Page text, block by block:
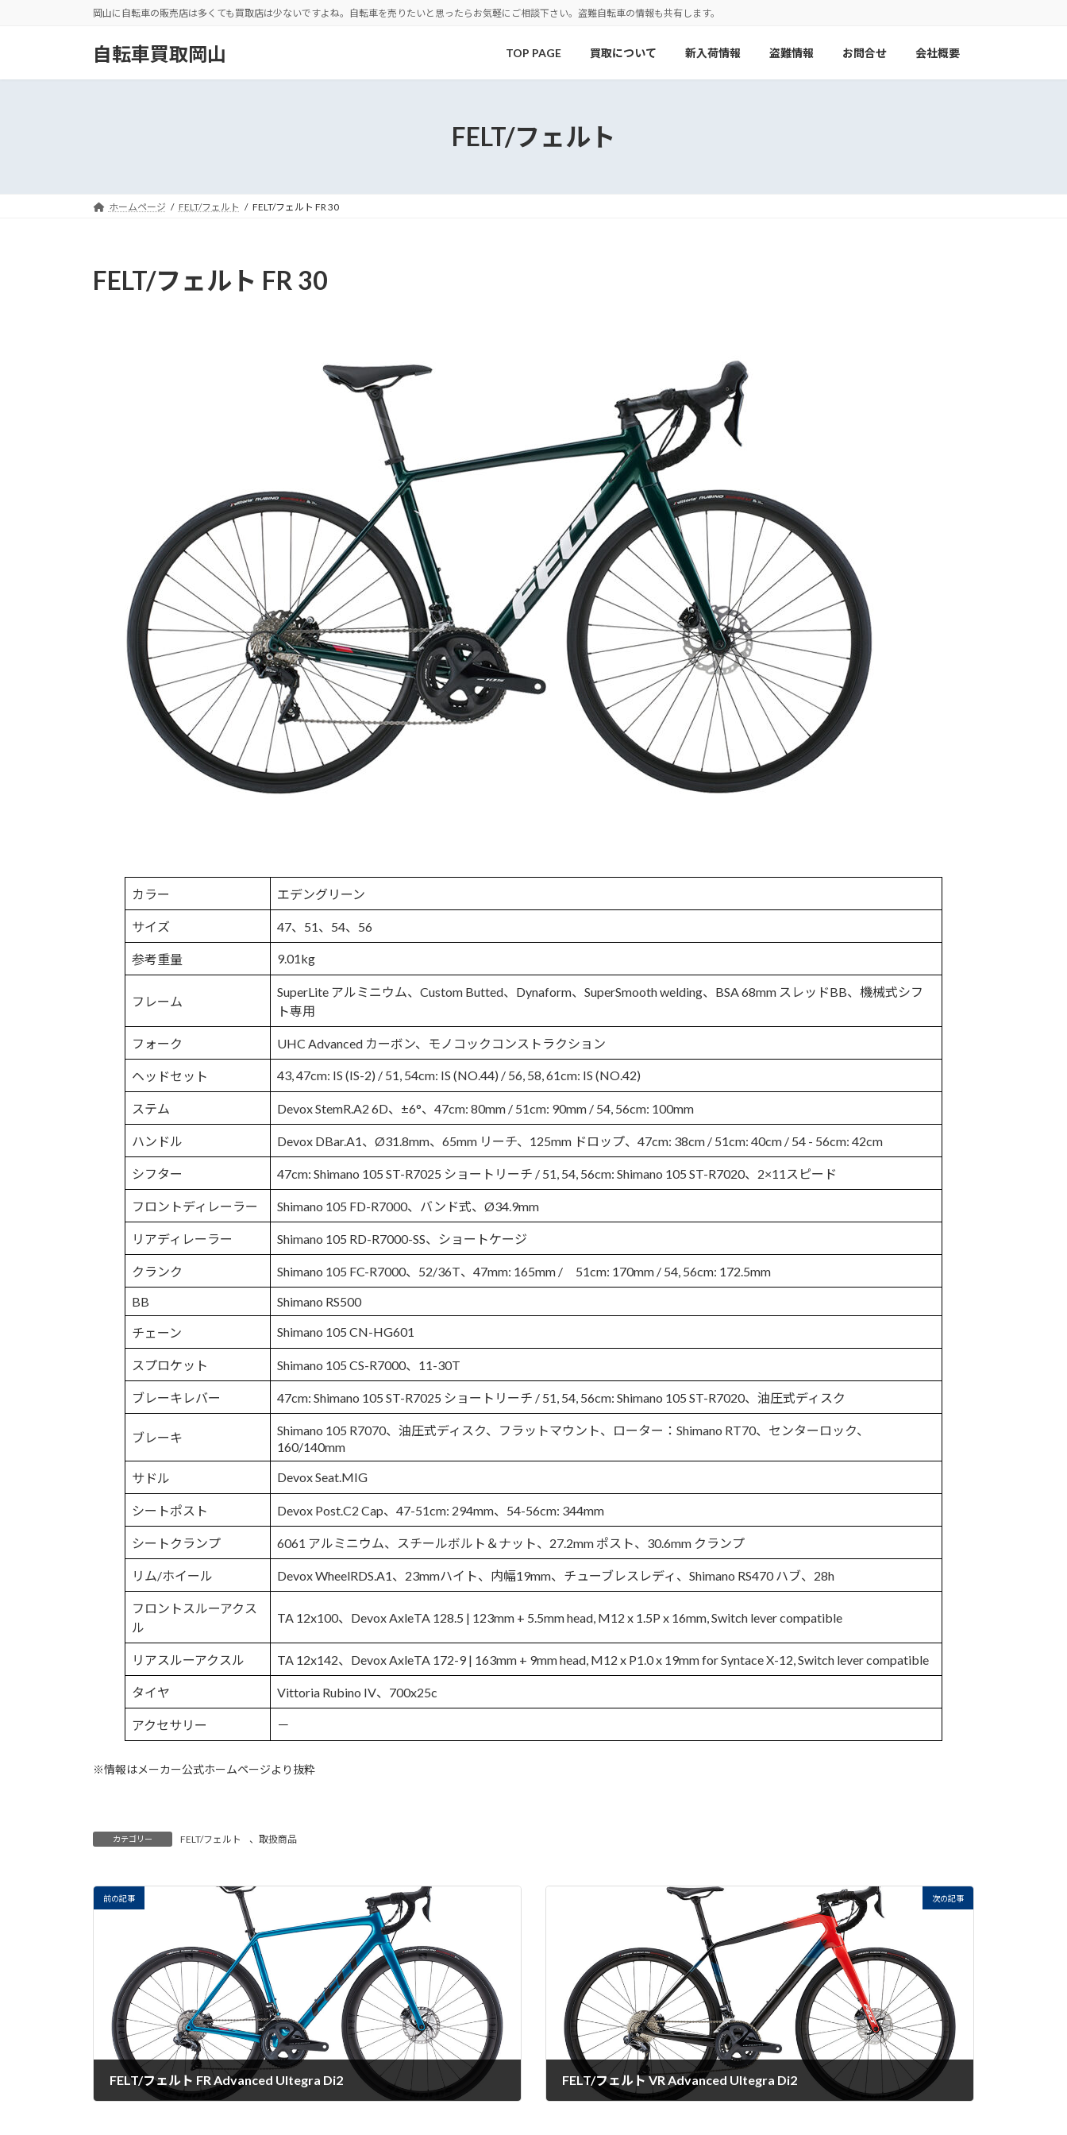
岡山に自転車の販売店は多くても買取店は少ないですよね。自転車を売りたいと思ったらお気軽にご相談下さい。盗難自転車の情報も共有します。
自転車買取岡山 TOP PAGE 買取について 新入荷情報 盗難情報 お問合せ 会社概要
FELT/フェルト
ホームページ FELT/フェルト FELT/フェルト FR 30
FELT/フェルト FR 30
カラー エデングリーン
サイズ 47、51、54、56
参考重量 9.01kg
フレーム
SuperLite アルミニウム、Custom Butted、Dynaform、SuperSmooth welding、BSA 68mm スレッドBB、機械式シフ
ト専用
フォーク UHC Advanced カーボン、モノコックコンストラクション
ヘッドセット 43, 47cm: IS (IS-2) / 51, 54cm: IS (NO.44) / 56, 58, 61cm: IS (NO.42)
ステム Devox StemR.A2 6D、±6°、47cm: 80mm / 51cm: 90mm / 54, 56cm: 100mm
ハンドル Devox DBar.A1、Ø31.8mm、65mm リーチ、125mm ドロップ、47cm: 38cm / 51cm: 40cm / 54 - 56cm: 42cm
シフター 47cm: Shimano 105 ST-R7025 ショートリーチ / 51, 54, 56cm: Shimano 105 ST-R7020、2×11スピード
フロントディレーラー Shimano 105 FD-R7000、バンド式、Ø34.9mm
リアディレーラー Shimano 105 RD-R7000-SS、ショートケージ
クランク
Shimano 105 FC-R7000、52/36T、47mm: 165mm / 51cm: 170mm / 54, 56cm: 172.5mm
BB
Shimano RS500
チェーン Shimano 105 CN-HG601
スプロケット Shimano 105 CS-R7000、11-30T
ブレーキレバー 47cm: Shimano 105 ST-R7025 ショートリーチ / 51, 54, 56cm: Shimano 105 ST-R7020、油圧式ディスク
ブレーキ
Shimano 105 R7070、油圧式ディスク、フラットマウント、ローター：Shimano RT70、センターロック、
160/140mm
サドル Devox Seat.MIG
シートポスト Devox Post.C2 Cap、47-51cm: 294mm、54-56cm: 344mm
シートクランプ 6061 アルミニウム、スチールボルト＆ナット、27.2mm ポスト、30.6mm クランプ
リム/ホイール Devox WheelRDS.A1、23mmハイト、内幅19mm、チューブレスレディ、Shimano RS470 ハブ、28h
フロントスルーアクス
ル
TA 12x100、Devox AxleTA 128.5 | 123mm + 5.5mm head, M12 x 1.5P x 16mm, Switch lever compatible
リアスルーアクスル TA 12x142、Devox AxleTA 172-9 | 163mm + 9mm head, M12 x P1.0 x 19mm for Syntace X-12, Switch lever compatible
タイヤ Vittoria Rubino IV、700x25c
アクセサリー －
※情報はメーカー公式ホームページより抜粋
カテゴリー FELT/フェルト 、 取扱商品
前の記事
FELT/フェルト FR Advanced Ultegra Di2
次の記事
FELT/フェルト VR Advanced Ultegra Di2